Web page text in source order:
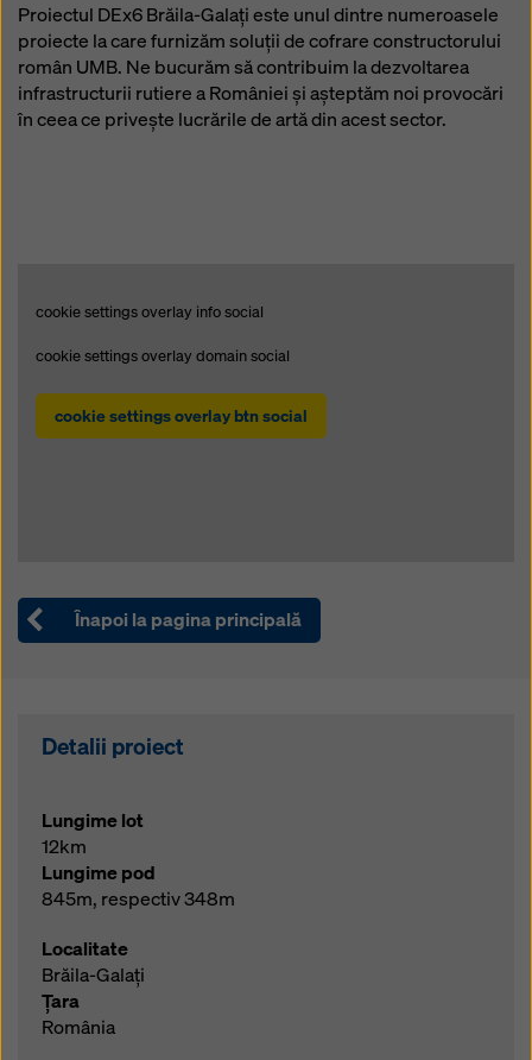
Proiectul DEx6 Brăila-Galați este unul dintre numeroasele
proiecte la care furnizăm soluții de cofrare constructorului
român UMB. Ne bucurăm să contribuim la dezvoltarea
infrastructurii rutiere a României și așteptăm noi provocări
în ceea ce privește lucrările de artă din acest sector.
cookie settings overlay info social
cookie settings overlay domain social
cookie settings overlay btn social
Înapoi la pagina principală
Detalii proiect
Lungime lot
12km
Lungime pod
845m, respectiv 348m
Localitate
Brăila-Galați
Țara
România